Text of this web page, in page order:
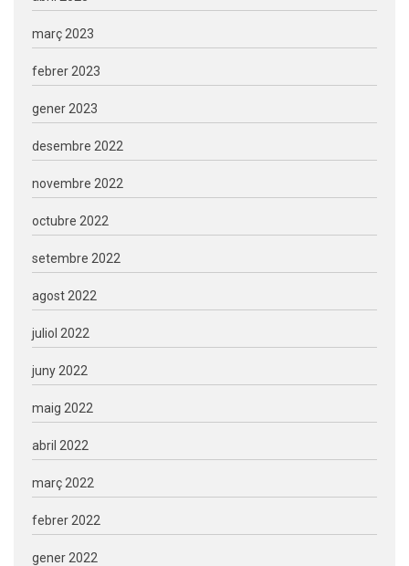
març 2023
febrer 2023
gener 2023
desembre 2022
novembre 2022
octubre 2022
setembre 2022
agost 2022
juliol 2022
juny 2022
maig 2022
abril 2022
març 2022
febrer 2022
gener 2022